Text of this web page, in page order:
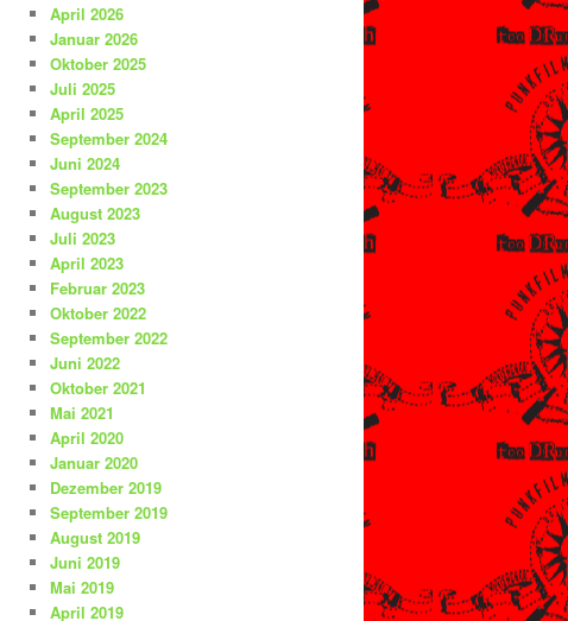
April 2026
Januar 2026
Oktober 2025
Juli 2025
April 2025
September 2024
Juni 2024
September 2023
August 2023
Juli 2023
April 2023
Februar 2023
Oktober 2022
September 2022
Juni 2022
Oktober 2021
Mai 2021
April 2020
Januar 2020
Dezember 2019
September 2019
August 2019
Juni 2019
Mai 2019
April 2019